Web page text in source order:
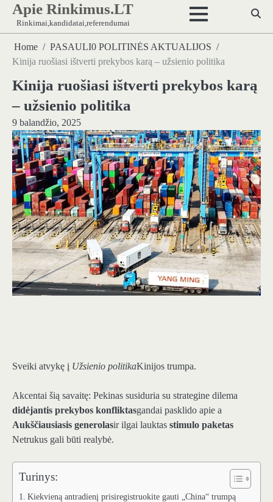
Skip
content
Apie Rinkimus.LT
Rinkimai,kandidatai,referendumai
Home
PASAULI0 POLITINĖS AKTUALIJOS
Kinija ruošiasi ištverti prekybos karą – užsienio politika
Kinija ruošiasi ištverti prekybos karą
– užsienio politika
9 balandžio, 2025
Sveiki atvykę į Užsienio politikaKinijos trumpa.
Akcentai šią savaitę: Pekinas susiduria su strategine dilema
didėjantis prekybos konfliktasgandai pasklido apie a
Aukščiausiasis generolasir ilgai lauktas stimulo paketas
Netrukus gali būti realybė.
Turinys:
Kiekvieną antradienį prisiregistruokite gauti „China“ trumpą